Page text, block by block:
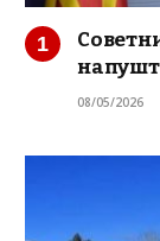
08/05/2026